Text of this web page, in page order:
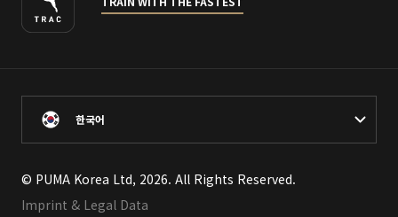
한국어
© PUMA Korea Ltd, 2026. All Rights Reserved.
Imprint & Legal Data